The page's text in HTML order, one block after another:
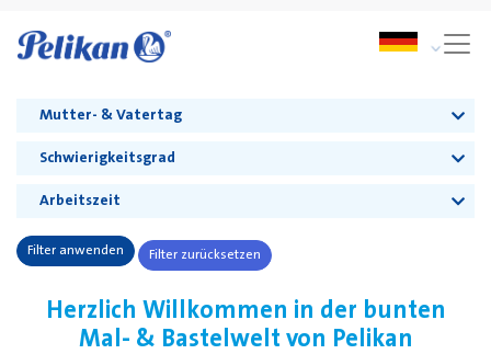
Mutter- & Vatertag
Schwierigkeitsgrad
Arbeitszeit
Filter anwenden Filter zurücksetzen
Herzlich Willkommen in der bunten
Mal- & Bastelwelt von Pelikan